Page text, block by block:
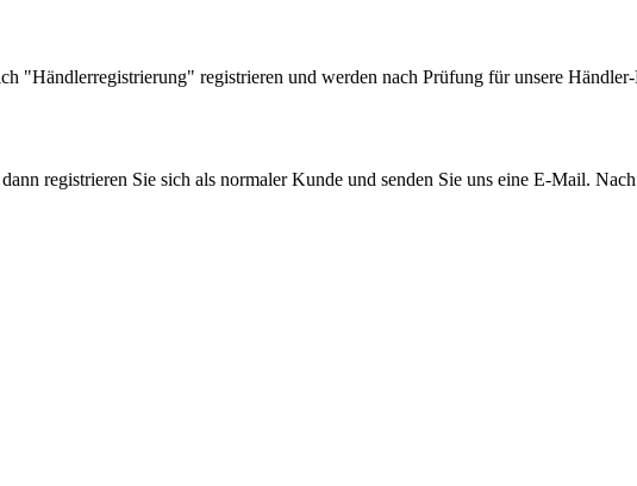
"Händlerregistrierung" registrieren und werden nach Prüfung für unsere
registrieren Sie sich als normaler Kunde und senden Sie uns eine E-Mail.